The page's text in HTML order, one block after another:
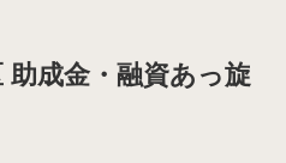
助成金・融資あっ旋